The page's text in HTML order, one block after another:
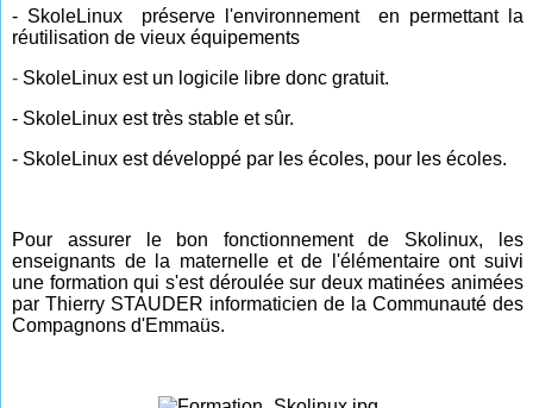
- SkoleLinux préserve l'environnement en permettant la
réutilisation de vieux équipements
- SkoleLinux est un logicile libre donc gratuit.
- SkoleLinux est très stable et sûr.
- SkoleLinux est développé par les écoles, pour les écoles.
Pour assurer le bon fonctionnement de Skolinux, les
enseignants de la maternelle etde
l'élémentaire ont suivi
une formation qui s'est déroulée sur deux matinées animées
par Thierry STAUDER informaticien de la Communauté des
Compagnons d'Emmaüs.